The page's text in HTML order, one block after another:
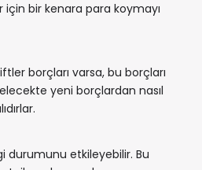
bir kenara para koymayı
borçları varsa, bu borçları
yeni borçlardan nasıl
durumunu etkileyebilir. Bu